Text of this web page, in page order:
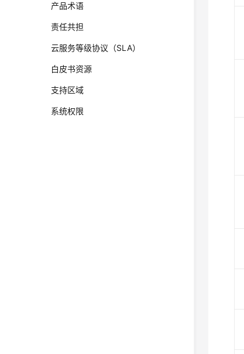
产品术语
责任共担
云服务等级协议（SLA）
白皮书资源
支持区域
系统权限